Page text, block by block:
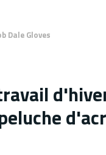
Dale Gloves